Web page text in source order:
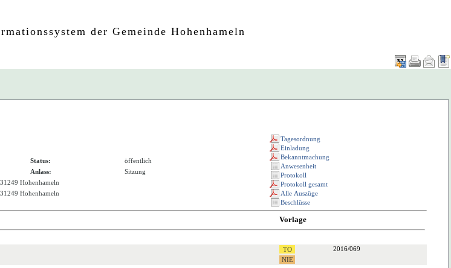
der Gemeinde Hohenhameln
Status:
öffentlich
Anlass:
Sitzung
Hohenhameln
Hohenhameln
Vorlage
2016/069